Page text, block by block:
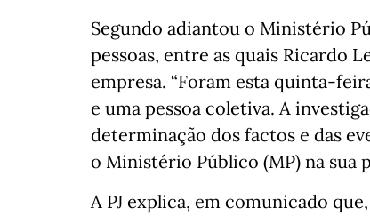
Segundo adiantou o Ministério
pessoas, entre as quais Ricardo
empresa. “Foram esta quinta-
e uma pessoa coletiva. A
determinação dos factos e das
o Ministério Público (MP) na sua
A PJ explica, em comunicado